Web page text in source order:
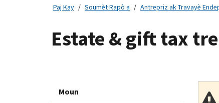
Paj Kay Soumèt Rapò a Antrepriz ak Travayè
Estate & gift tax
Moun